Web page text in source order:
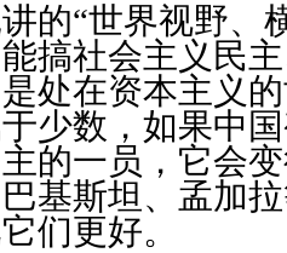
的“世界视野、
搞社会主义民
处在资本主义
少数，如果中
的一员，它会
基斯坦、孟加
们更好。